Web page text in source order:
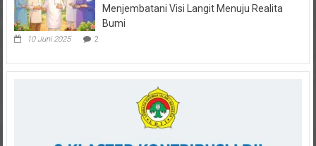
Menjembatani Visi Langit Menuju Realita
Bumi
10 Juni 2025 2